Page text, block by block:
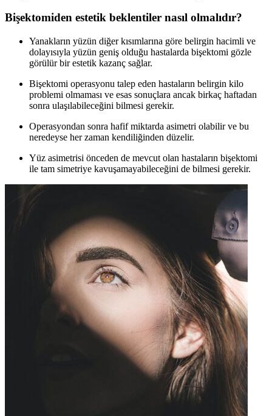
Bişektomiden estetik beklentiler nasıl olmalıdır?
Yanakların yüzün diğer kısımlarına göre belirgin hacimli ve
dolayısıyla yüzün geniş olduğu hastalarda bişektomi gözle
görülür bir estetik kazanç sağlar.
Bişektomi operasyonu talep eden hastaların belirgin kilo
problemi olmaması ve esas sonuçlara ancak birkaç haftadan
sonra ulaşılabileceğini bilmesi gerekir.
Operasyondan sonra hafif miktarda asimetri olabilir ve bu
neredeyse her zaman kendiliğinden düzelir.
Yüz asimetrisi önceden de mevcut olan hastaların bişektomi
ile tam simetriye kavuşamayabileceğini de bilmesi gerekir.